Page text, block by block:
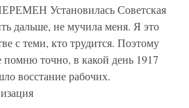
Установилась Советская
дальше, не мучила меня. Я это
с теми, кто трудится. Поэтому
точно, в какой день 1917
восстание рабочих.